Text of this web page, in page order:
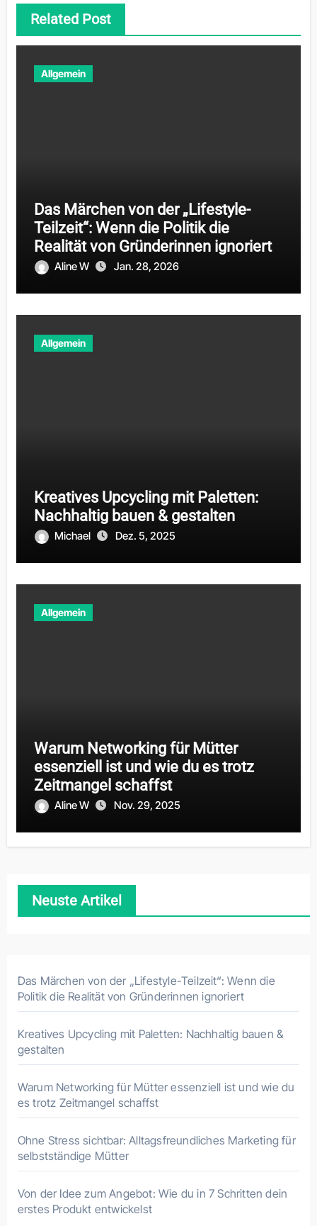
Related Post
Allgemein
Das Märchen von der „Lifestyle-
Teilzeit“: Wenn die Politik die
Realität von Gründerinnen ignoriert
Aline W Jan. 28, 2026
Allgemein
Kreatives Upcycling mit Paletten:
Nachhaltig bauen & gestalten
Michael Dez. 5, 2025
Allgemein
Warum Networking für Mütter
essenziell ist und wie du es trotz
Zeitmangel schaffst
Aline W Nov. 29, 2025
Neuste Artikel
Das Märchen von der „Lifestyle-Teilzeit“: Wenn die
Politik die Realität von Gründerinnen ignoriert
Kreatives Upcycling mit Paletten: Nachhaltig bauen &
gestalten
Warum Networking für Mütter essenziell ist und wie du
es trotz Zeitmangel schaffst
Ohne Stress sichtbar: Alltagsfreundliches Marketing für
selbstständige Mütter
Von der Idee zum Angebot: Wie du in 7 Schritten dein
erstes Produkt entwickelst